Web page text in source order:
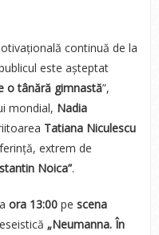
continuă de la
este așteptat
o tânără gimnastă”,
mondial, Nadia
Tatiana Niculescu
extrem de
Noica”.
ora 13:00pe scena
„Neumanna. În